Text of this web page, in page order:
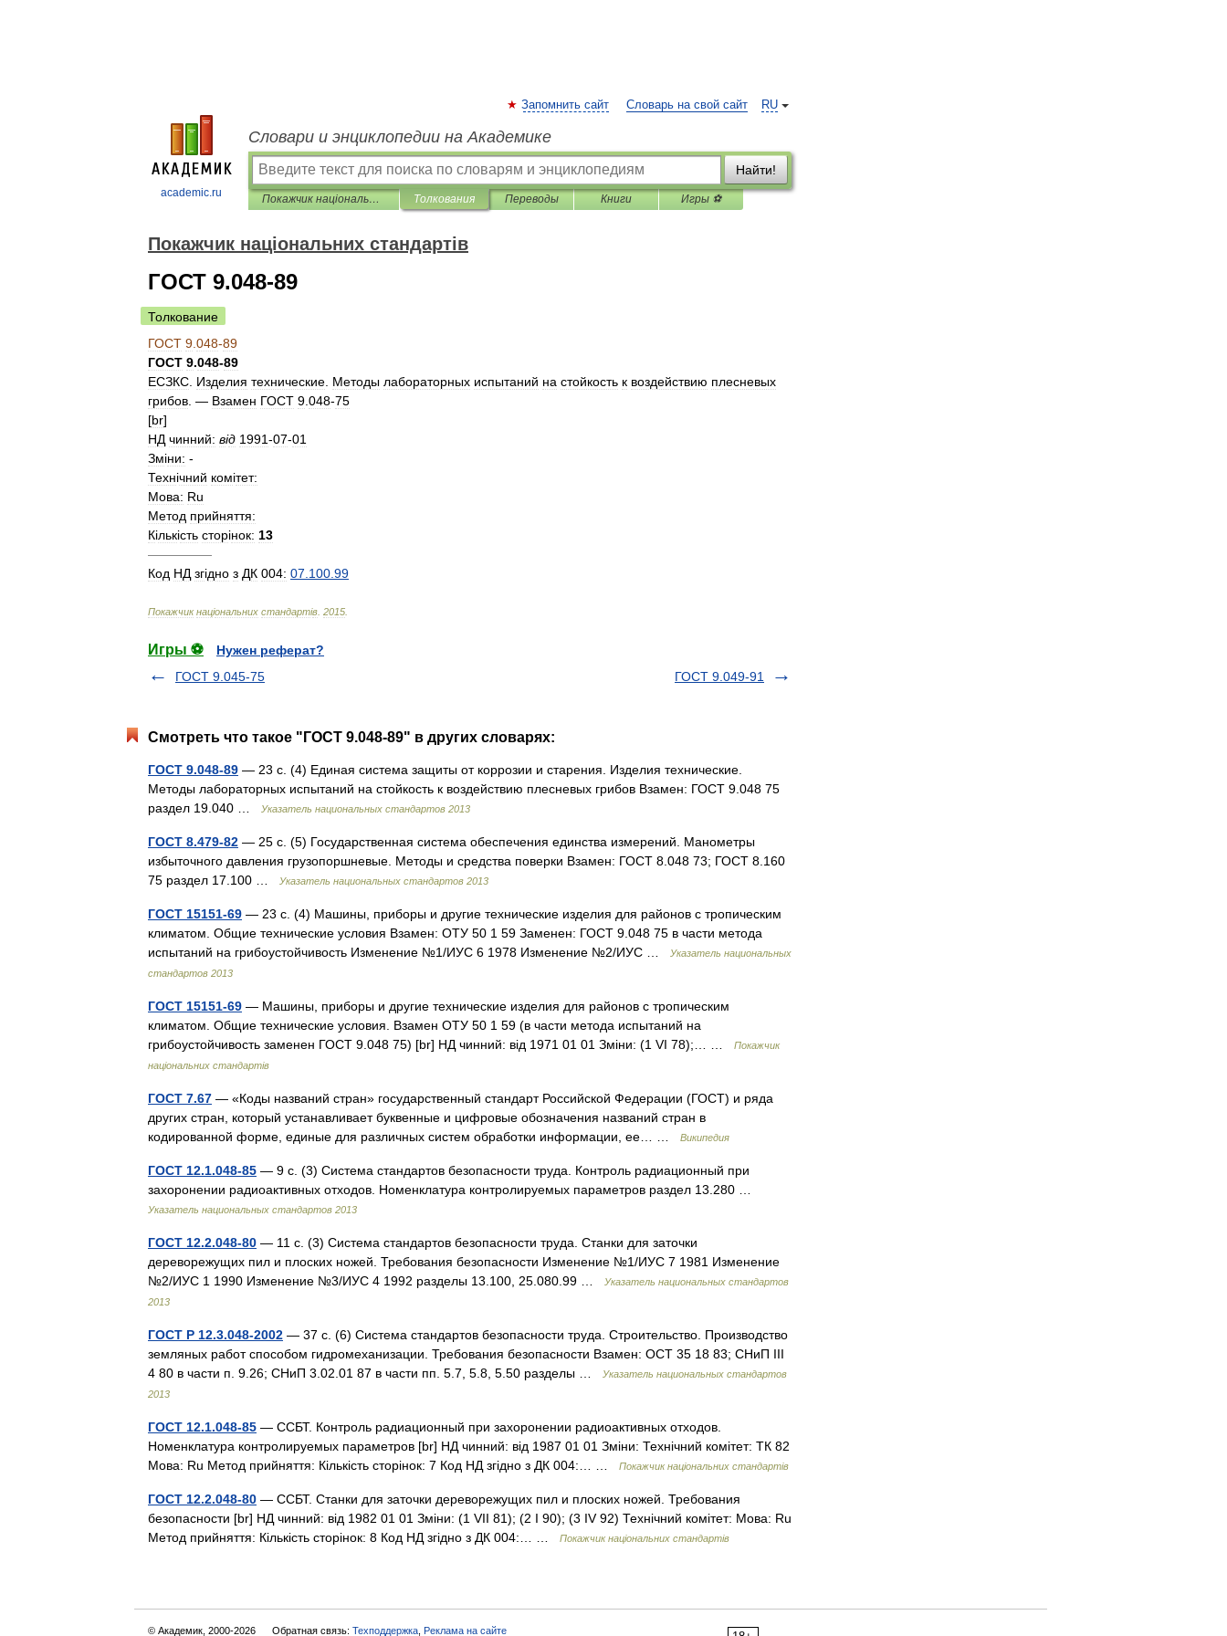
academic.ru
RU
Запомнить сайт Словарь на свой сайт
Словари и энциклопедии на Академике
Найти!
Покажчик національних стандартів Толкования Переводы Книги Игры ⚽
Покажчик національних стандартів
ГОСТ 9.048-89
Толкование
ГОСТ 9 048-89
ГОСТ 9.048-89
ЕСЗКС Изделия технические Методы лабораторных испытаний на стойкость к воздействию плесневых
грибов . — Взамен ГОСТ 9 048-75
[br]
НД чинний: від 1991-07-01
Зміни: -
Технічний комітет:
Мова: Ru
Метод прийняття:
Кількість сторінок: 13
—————
Код НД згідно з ДК 004: 07 100 99
Покажчик національних стандартів 2015
Игры ⚽
Нужен реферат?
ГОСТ 9.045-75
ГОСТ 9.049-91
Смотреть что такое "ГОСТ 9.048-89" в других словарях:
ГОСТ 9.048-89 — 23 с. (4) Единая система защиты от коррозии и старения. Изделия технические.
Методы лабораторных испытаний на стойкость к воздействию плесневых грибов Взамен: ГОСТ 9.048 75
раздел 19.040 …
Указатель национальных стандартов 2013
ГОСТ 8.479-82 — 25 с. (5) Государственная система обеспечения единства измерений. Манометры
избыточного давления грузопоршневые. Методы и средства поверки Взамен: ГОСТ 8.048 73; ГОСТ 8.160
75 раздел 17.100 …
Указатель национальных стандартов 2013
ГОСТ 15151-69 — 23 с. (4) Машины, приборы и другие технические изделия для районов с тропическим
климатом. Общие технические условия Взамен: ОТУ 50 1 59 Заменен: ГОСТ 9.048 75 в части метода
испытаний на грибоустойчивость Изменение №1/ИУС 6 1978 Изменение №2/ИУС …
Указатель национальных
стандартов 2013
ГОСТ 15151-69 — Машины, приборы и другие технические изделия для районов с тропическим
климатом. Общие технические условия. Взамен ОТУ 50 1 59 (в части метода испытаний на
грибоустойчивость заменен ГОСТ 9.048 75) [br] НД чинний: від 1971 01 01 Зміни: (1 VI 78);… …
Покажчик
національних стандартів
ГОСТ 7.67 — «Коды названий стран» государственный стандарт Российской Федерации (ГОСТ) и ряда
других стран, который устанавливает буквенные и цифровые обозначения названий стран в
кодированной форме, единые для различных систем обработки информации, ее… …
Википедия
ГОСТ 12.1.048-85 — 9 с. (3) Система стандартов безопасности труда. Контроль радиационный при
захоронении радиоактивных отходов. Номенклатура контролируемых параметров раздел 13.280 …
Указатель национальных стандартов 2013
ГОСТ 12.2.048-80 — 11 с. (3) Система стандартов безопасности труда. Станки для заточки
дереворежущих пил и плоских ножей. Требования безопасности Изменение №1/ИУС 7 1981 Изменение
№2/ИУС 1 1990 Изменение №3/ИУС 4 1992 разделы 13.100, 25.080.99 …
Указатель национальных стандартов
2013
ГОСТ Р 12.3.048-2002 — 37 с. (6) Система стандартов безопасности труда. Строительство. Производство
земляных работ способом гидромеханизации. Требования безопасности Взамен: ОСТ 35 18 83; СНиП III
4 80 в части п. 9.26; СНиП 3.02.01 87 в части пп. 5.7, 5.8, 5.50 разделы …
Указатель национальных стандартов
2013
ГОСТ 12.1.048-85 — ССБТ. Контроль радиационный при захоронении радиоактивных отходов.
Номенклатура контролируемых параметров [br] НД чинний: від 1987 01 01 Зміни: Технічний комітет: ТК 82
Мова: Ru Метод прийняття: Кількість сторінок: 7 Код НД згідно з ДК 004:… …
Покажчик національних стандартів
ГОСТ 12.2.048-80 — ССБТ. Станки для заточки дереворежущих пил и плоских ножей. Требования
безопасности [br] НД чинний: від 1982 01 01 Зміни: (1 VII 81); (2 I 90); (3 IV 92) Технічний комітет: Мова: Ru
Метод прийняття: Кількість сторінок: 8 Код НД згідно з ДК 004:… …
Покажчик національних стандартів
© Академик, 2000-2026 Обратная связь: Техподдержка Реклама на сайте